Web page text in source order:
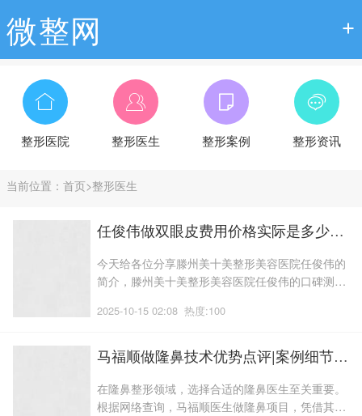
微整网
整形医院 整形医生 整形案例 整形资讯
当前位置： 首页>整形医生
任俊伟做双眼皮费用价格实际是多少?双眼皮医生术后体验记录评价~术后案例感受，医生优势介绍
今天给各位分享滕州美十美整形美容医院任俊伟的
简介，滕州美十美整形美容医院任俊伟的口碑测评
伟医生做双眼皮近期价格，如果有在考虑该医生的
形这一领域享有崇高的地位,一位拥有丰富经验的专
业整形科主治医师,以其精湛的技艺和
2025-10-15 02:08 热度:100
马福顺做隆鼻技术优势点评|案例细节~隆鼻项目案例体验评价,医生信息
在隆鼻整形领域，选择合适的隆鼻医生至关重要。
根据网络查询，马福顺医生做隆鼻项目，凭借其丰